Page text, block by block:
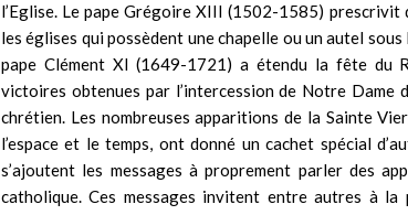
l’Eglise. Le pape Grégoire XIII (1502-1585) prescrivit
les églises qui possèdent une chapelle ou un autel
pape Clément XI (1649-1721) a étendu la fête du
victoires obtenues par l’intercession de Notre Dame
chrétien. Les nombreuses apparitions de la Sainte
l’espace et le temps, ont donné un cachet spécial
s’ajoutent les messages à proprement parler des
catholique. Ces messages invitent entre autres à